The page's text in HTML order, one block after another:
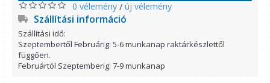
0 vélemény / új vélemény
Szállítási információ
Szállítási idő:
Szeptembertől Februárig: 5-6 munkanap raktárkészlettől
függően.
Februártól Szeptemberig: 7-9 munkanap